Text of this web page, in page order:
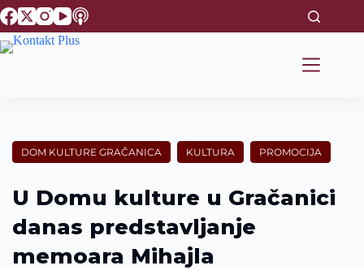
S
k
i
e
t
DOM KULTURE GRAČANICA KULTURA PROMOCIJA
U Domu kulture u Gračanici
danas predstavljanje
memoara Mihajla